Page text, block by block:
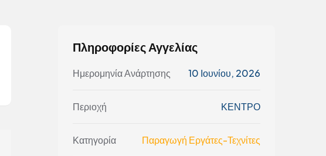
Πληροφορίες Αγγελίας
Ημερομηνία Ανάρτησης 10 Ιουνίου, 2026
Περιοχή ΚΕΝΤΡΟ
Κατηγορία Παραγωγή Εργάτες-Τεχνίτες